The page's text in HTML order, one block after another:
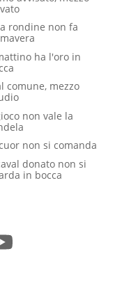
rondine non fa
ha l'oro in
comune, mezzo
non vale la
non si comanda
donato non si
in bocca